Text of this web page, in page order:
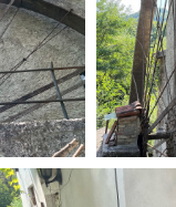
Venezia
Film Festival
di Roma
Festival